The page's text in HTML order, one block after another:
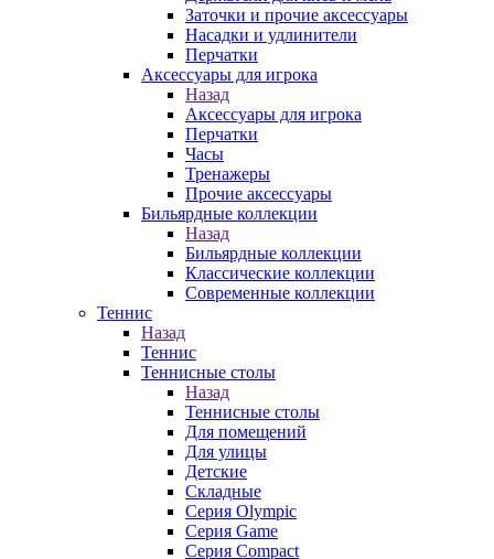
Заточки и прочие аксессуары
Насадки и удлинители
Перчатки
Аксессуары для игрока
Назад
Аксессуары для игрока
Перчатки
Часы
Тренажеры
Прочие аксессуары
Бильярдные коллекции
Назад
Бильярдные коллекции
Классические коллекции
Современные коллекции
Теннис
Назад
Теннис
Теннисные столы
Назад
Теннисные столы
Для помещений
Для улицы
Детские
Складные
Серия Olympic
Серия Game
Серия Compact